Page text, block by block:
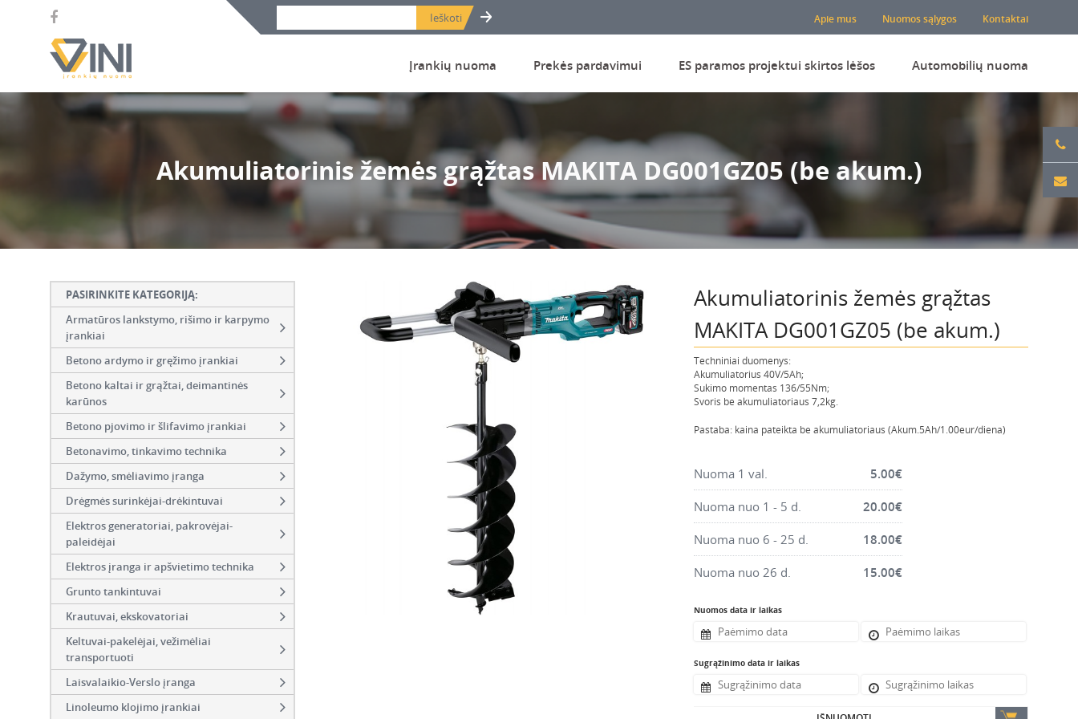
Apie mus Nuomos sąlygos Kontaktai
Įrankių nuoma Prekės pardavimui ES paramos projektui skirtos lėšos Automobilių nuoma
Akumuliatorinis žemės grąžtas MAKITA DG001GZ05 (be akum.)
PASIRINKITE KATEGORIJĄ:
Armatūros lankstymo, rišimo ir karpymo
įrankiai
Betono ardymo ir gręžimo įrankiai
Betono kaltai ir grąžtai, deimantinės
karūnos
Betono pjovimo ir šlifavimo įrankiai
Betonavimo, tinkavimo technika
Dažymo, smėliavimo įranga
Drėgmės surinkėjai-drėkintuvai
Elektros generatoriai, pakrovėjai-
paleidėjai
Elektros įranga ir apšvietimo technika
Grunto tankintuvai
Krautuvai, ekskovatoriai
Keltuvai-pakelėjai, vežimėliai
transportuoti
Laisvalaikio-Verslo įranga
Linoleumo klojimo įrankiai
Akumuliatorinis žemės grąžtas
MAKITA DG001GZ05 (be akum.)
Techniniai duomenys:
Akumuliatorius 40V/5Ah;
Sukimo momentas 136/55Nm;
Svoris be akumuliatoriaus 7,2kg.
Pastaba: kaina pateikta be akumuliatoriaus (Akum.5Ah/1.00eur/diena)
Nuoma 1 val. 5.00€
Nuoma nuo 1 - 5 d. 20.00€
Nuoma nuo 6 - 25 d. 18.00€
Nuoma nuo 26 d. 15.00€
Nuomos data ir laikas
Sugrąžinimo data ir laikas